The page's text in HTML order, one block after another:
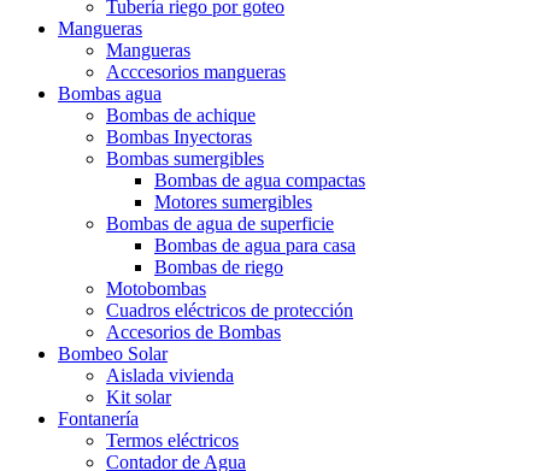
Tubería riego por goteo
Mangueras
Mangueras
Acccesorios mangueras
Bombas agua
Bombas de achique
Bombas Inyectoras
Bombas sumergibles
Bombas de agua compactas
Motores sumergibles
Bombas de agua de superficie
Bombas de agua para casa
Bombas de riego
Motobombas
Cuadros eléctricos de protección
Accesorios de Bombas
Bombeo Solar
Aislada vivienda
Kit solar
Fontanería
Termos eléctricos
Contador de Agua